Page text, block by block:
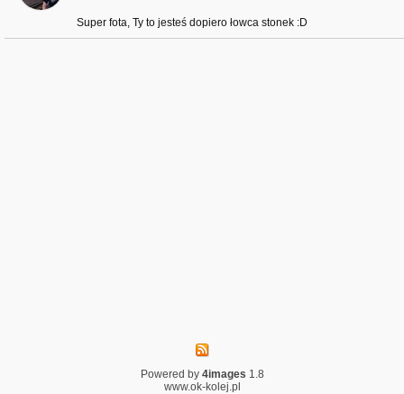
Super fota, Ty to jesteś dopiero łowca stonek :D
Powered by 4images 1.8
www.ok-kolej.pl